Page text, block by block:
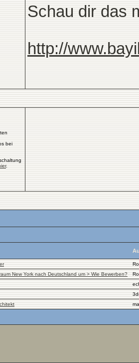
Schau dir das
http://
bei
.
New York nach Deutschland um > Wie Bewerben?